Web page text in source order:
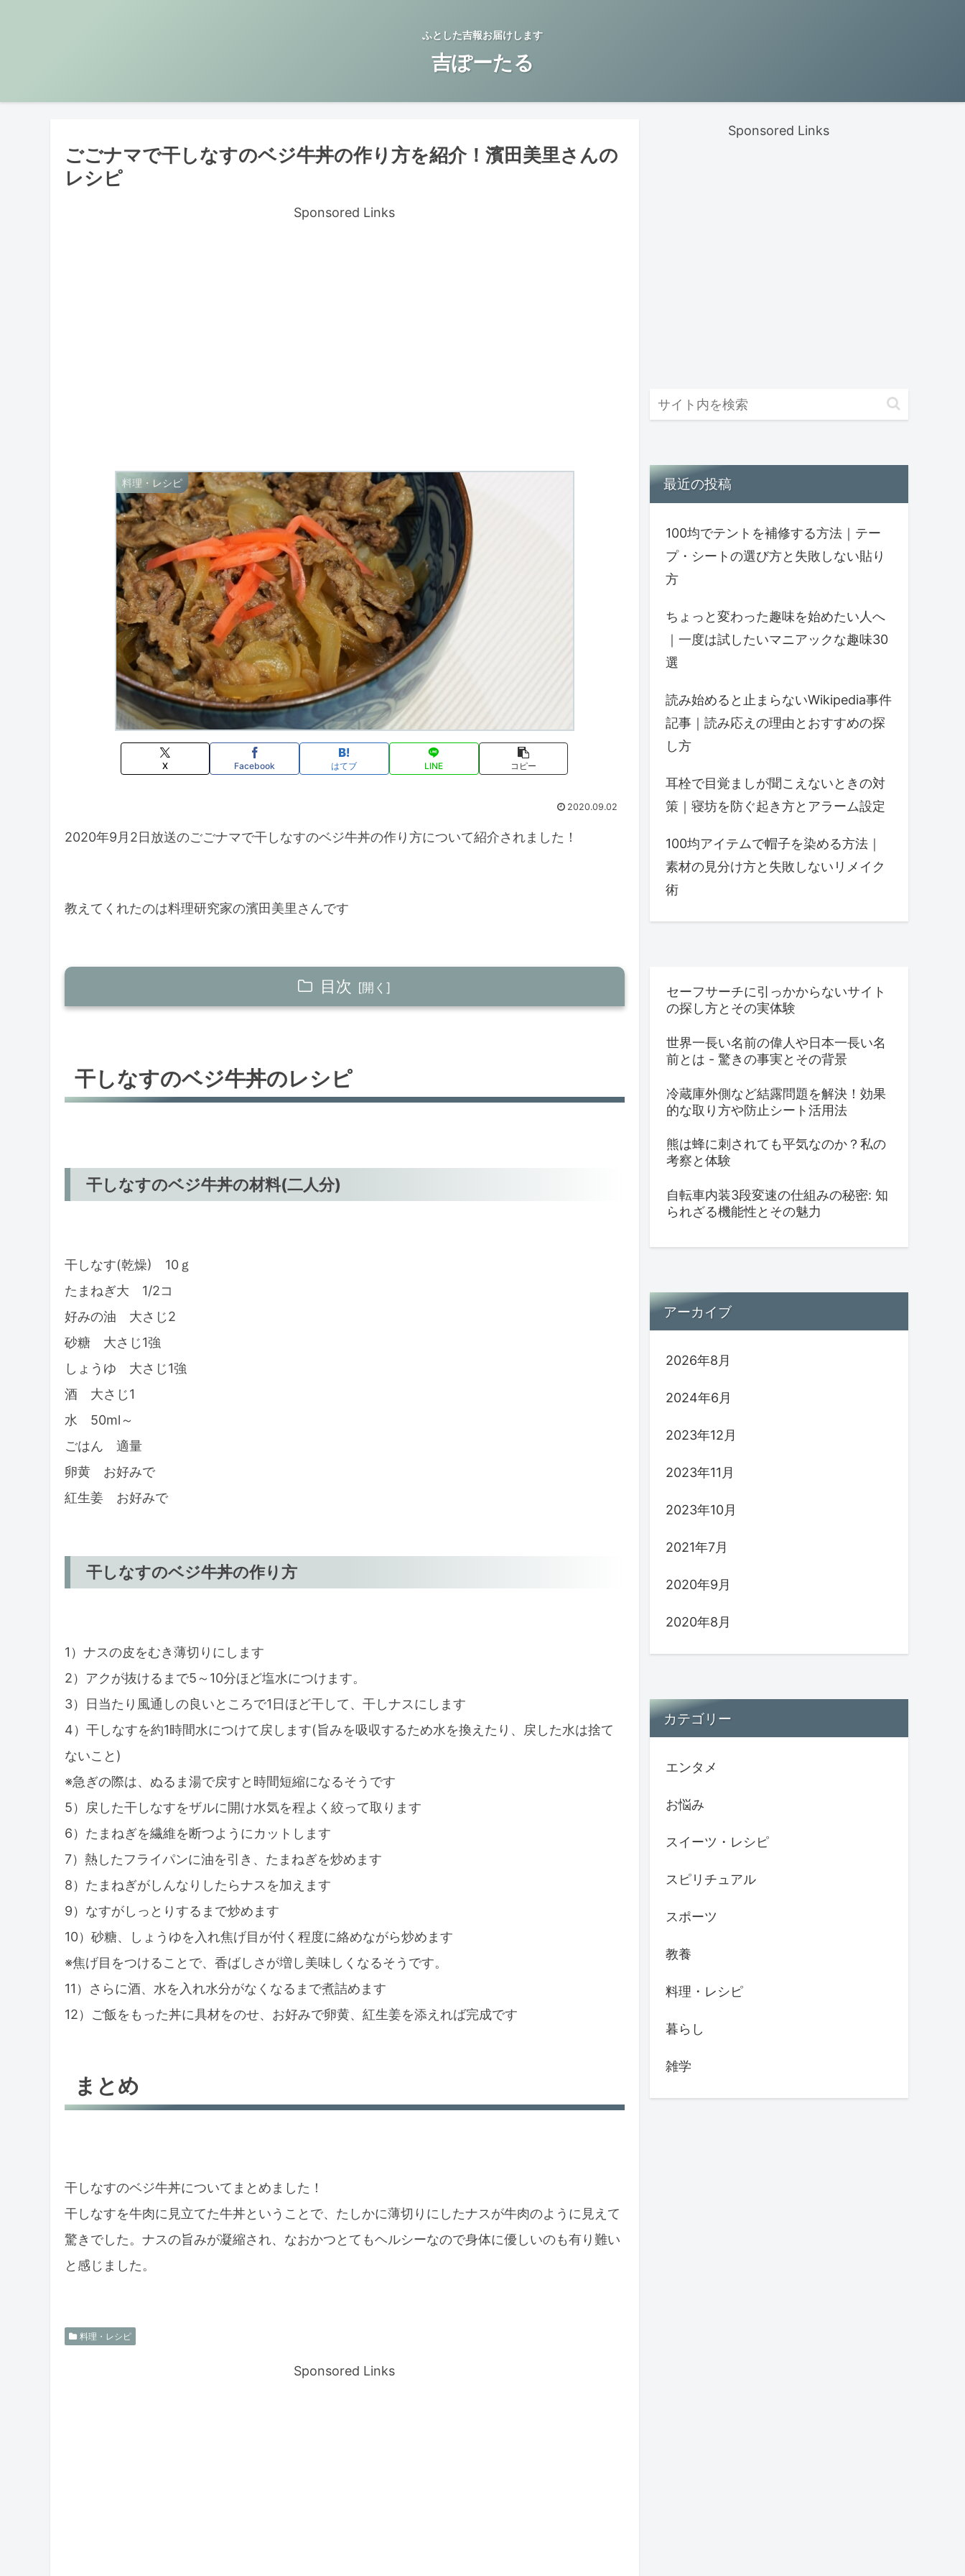
ふとした吉報お届けします
吉ぽーたる
ごごナマで干しなすのベジ牛丼の作り方を紹介！濱田美里さんの
レシピ
Sponsored Links
料理・レシピ
X Facebook はてブ LINE コピー
2020.09.02
2020年9月2日放送のごごナマで干しなすのベジ牛丼の作り方について紹介されました！
教えてくれたのは料理研究家の濱田美里さんです
目次
干しなすのベジ牛丼の作り方
干しなすのベジ牛丼のレシピ
干しなすのベジ牛丼の材料(二人分)
干しなす(乾燥) 10ｇ
たまねぎ大 1/2コ
好みの油 大さじ2
砂糖 大さじ1強
しょうゆ 大さじ1強
酒 大さじ1
水 50ml～
ごはん 適量
卵黄 お好みで
紅生姜 お好みで
干しなすのベジ牛丼の作り方
1）ナスの皮をむき薄切りにします
2）アクが抜けるまで5～10分ほど塩水につけます。
3）日当たり風通しの良いところで1日ほど干して、干しナスにします
4）干しなすを約1時間水につけて戻します(旨みを吸収するため水を換えたり、戻した水は捨て
ないこと)
※急ぎの際は、ぬるま湯で戻すと時間短縮になるそうです
5）戻した干しなすをザルに開け水気を程よく絞って取ります
6）たまねぎを繊維を断つようにカットします
7）熱したフライパンに油を引き、たまねぎを炒めます
8）たまねぎがしんなりしたらナスを加えます
9）なすがしっとりするまで炒めます
10）砂糖、しょうゆを入れ焦げ目が付く程度に絡めながら炒めます
※焦げ目をつけることで、香ばしさが増し美味しくなるそうです。
11）さらに酒、水を入れ水分がなくなるまで煮詰めます
12）ご飯をもった丼に具材をのせ、お好みで卵黄、紅生姜を添えれば完成です
まとめ
干しなすのベジ牛丼についてまとめました！
干しなすを牛肉に見立てた牛丼ということで、たしかに薄切りにしたナスが牛肉のように見えて
驚きでした。ナスの旨みが凝縮され、なおかつとてもヘルシーなので身体に優しいのも有り難い
と感じました。
料理・レシピ
Sponsored Links
Sponsored Links
最近の投稿
100均でテントを補修する方法｜テー
プ・シートの選び方と失敗しない貼り
方
ちょっと変わった趣味を始めたい人へ
｜一度は試したいマニアックな趣味30
選
読み始めると止まらないWikipedia事件
記事｜読み応えの理由とおすすめの探
し方
耳栓で目覚ましが聞こえないときの対
策｜寝坊を防ぐ起き方とアラーム設定
100均アイテムで帽子を染める方法｜
素材の見分け方と失敗しないリメイク
術
セーフサーチに引っかからないサイト
の探し方とその実体験
世界一長い名前の偉人や日本一長い名
前とは - 驚きの事実とその背景
冷蔵庫外側など結露問題を解決！効果
的な取り方や防止シート活用法
熊は蜂に刺されても平気なのか？私の
考察と体験
自転車内装3段変速の仕組みの秘密: 知
られざる機能性とその魅力
アーカイブ
2026年8月
2024年6月
2023年12月
2023年11月
2023年10月
2021年7月
2020年9月
2020年8月
カテゴリー
エンタメ
お悩み
スイーツ・レシピ
スピリチュアル
スポーツ
教養
料理・レシピ
暮らし
雑学